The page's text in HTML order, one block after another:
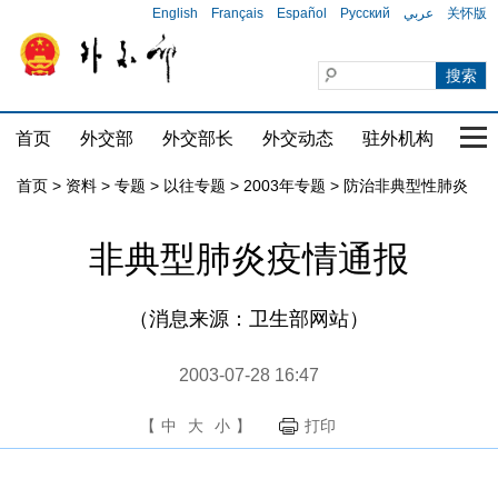
English Français Español Русский عربي 关怀版
首页 外交部 外交部长 外交动态 驻外机构 国
首页 > 资料 > 专题 > 以往专题 > 2003年专题 > 防治非典型性肺炎
非典型肺炎疫情通报
（消息来源：卫生部网站）
2003-07-28 16:47
【 中 大 小 】 打印